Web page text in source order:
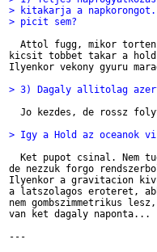
> kitakarja a
> picit sem?
Attol fugg, mikor
kicsit tobbet takar a
Ilyenkor vekony gyuru
> 3) Dagaly allitolag
Jo kezdes, de rossz
> Igy a Hold az oceanok
Ket pupot csinal. Nem
de nezzuk forgo
Ilyenkor a gravitacion
a latszolagos eroteret,
nem gombszimmetrikus
van ket dagaly naponta...
---